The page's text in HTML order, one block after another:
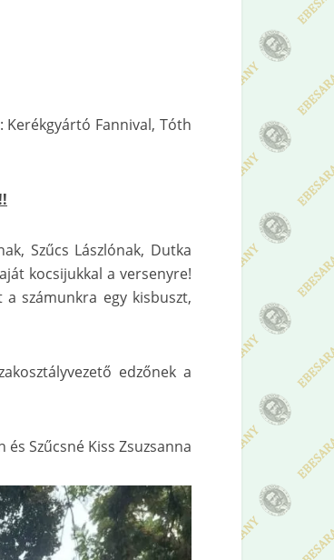
Fannival, Tóth
Szűcs Lászlónak, Dutka
kocsijukkal a versenyre!
számunkra egy kisbuszt,
edzőnek a
Szűcsné Kiss Zsuzsanna